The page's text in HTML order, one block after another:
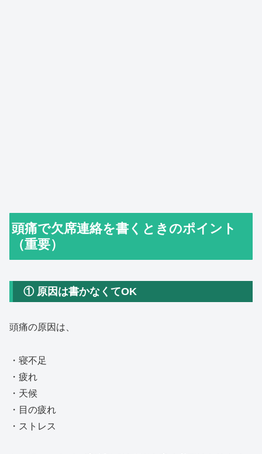
頭痛で欠席連絡を書くときのポイント
（重要）
① 原因は書かなくてOK
頭痛の原因は、
・寝不足
・疲れ
・天候
・目の疲れ
・ストレス